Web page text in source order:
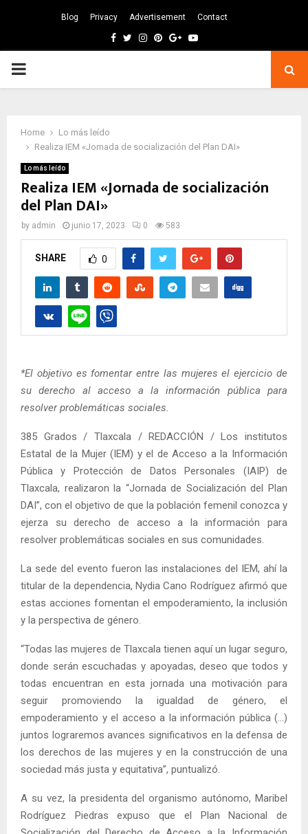
Blog Privacy Advertisement Contact
Facebook
TwitterInstagram
Pinterest
GoogleYoutube
PRIMARY
Home
Lo más leído
Realiza IEM «Jornada de socialización del Plan DAI»
Lo más leído
Realiza IEM «Jornada de socialización
del Plan DAI»
by admin junio 17, 2023 0 583
SHARE 0
*El objetivo es fomentar entre las mujeres el ejercicio de
su derecho al acceso a la información pública para
resolver problemáticas sociales.
385 Grados / Tlaxcala / REDACCIÓN / Los institutos
Estatal de la Mujer (IEM) y el de Acceso a la Información
Pública y Protección de Datos Personales (IAIP) de
Tlaxcala, realizaron la “Jornada de Socialización del Plan
DAI”, con el objetivo de que la población femenil conozca y
ejerza su derecho de acceso a la información para
resolver problemáticas sociales en sus comunidades.
La sede del evento fueron las instalaciones del IEM, ahí la
titular de la dependencia, Nydia Cano Rodríguez afirmó que
estas acciones fomentan el empoderamiento, la inclusión
y la perspectiva de género.
“Todas las mujeres de Tlaxcala tienen aquí un lugar seguro,
donde serán escuchadas y apoyadas, deseo que todos y
todas encuentran en esta jornada una motivación para
seguir promoviendo la igualdad de género, el
empoderamiento y el acceso a la información pública (…)
juntos lograremos avances significativos en la defensa de
los derechos de las mujeres y en la construcción de una
sociedad más justa y equitativa”, puntualizó.
A su vez, la presidenta del organismo autónomo, Maribel
Rodríguez Piedras expuso que el Plan Nacional de